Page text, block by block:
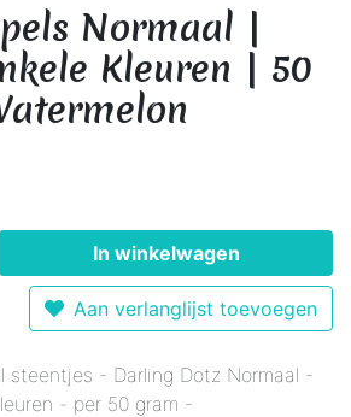
Normaal |
Kleuren | 50
In winkelwagen
Aan verlanglijst toevoegen
steentjes - Darling Dotz Normaal -
- per 50 gram -